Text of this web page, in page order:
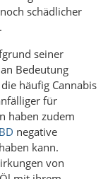
schädlicher
seiner
Bedeutung
häufig Cannabis
für
haben zudem
negative
kann.
von